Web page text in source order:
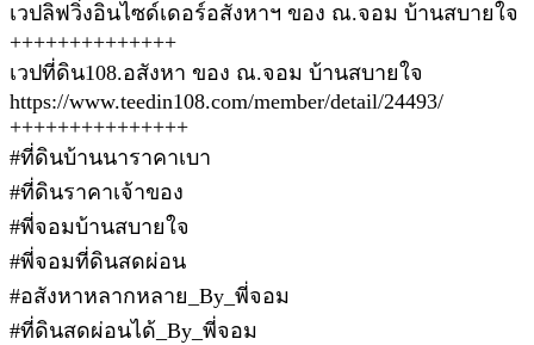
เวปลิฟวิ่งอินไซด์เดอร์อสังหาฯ ของ ณ.จอม บ้านสบายใจ
++++++++++++++
เวปที่ดิน108.อสังหา ของ ณ.จอม บ้านสบายใจ
https://www.teedin108.com/member/detail/24493/
+++++++++++++++
#ที่ดินบ้านนาราคาเบา
#ที่ดินราคาเจ้าของ
#พี่จอมบ้านสบายใจ
#พี่จอมที่ดินสดผ่อน
#อสังหาหลากหลาย_By_พี่จอม
#ที่ดินสดผ่อนได้_By_พี่จอม